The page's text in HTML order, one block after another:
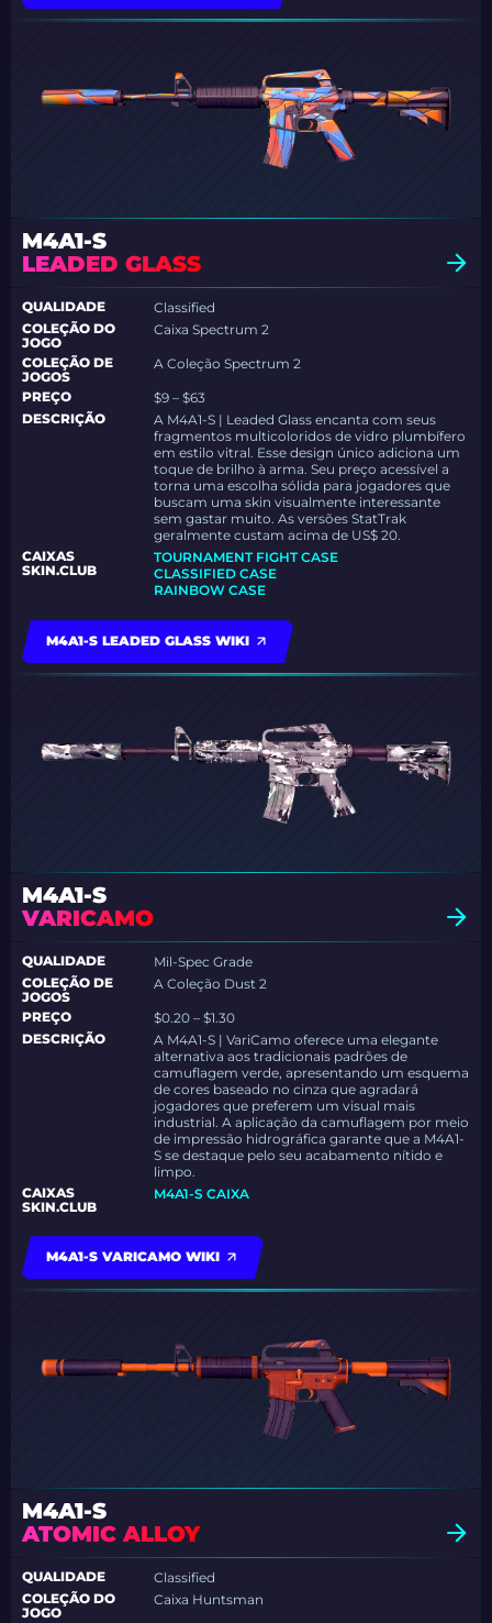
M4A1-S
LEADED GLASS
QUALIDADE
Classified
COLEÇÃO DO
JOGO
Caixa Spectrum 2
COLEÇÃO DE
JOGOS
A Coleção Spectrum 2
PREÇO
$9 – $63
DESCRIÇÃO
A M4A1-S | Leaded Glass encanta com seus
fragmentos multicoloridos de vidro plumbífero
em estilo vitral. Esse design único adiciona um
toque de brilho à arma. Seu preço acessível a
torna uma escolha sólida para jogadores que
buscam uma skin visualmente interessante
sem gastar muito. As versões StatTrak
geralmente custam acima de US$ 20.
CAIXAS
SKIN.CLUB
TOURNAMENT FIGHT CASE
CLASSIFIED CASE
RAINBOW CASE
M4A1-S LEADED GLASS WIKI
M4A1-S
VARICAMO
QUALIDADE
Mil-Spec Grade
COLEÇÃO DE
JOGOS
A Coleção Dust 2
PREÇO
$0.20 – $1.30
DESCRIÇÃO
A M4A1-S | VariCamo oferece uma elegante
alternativa aos tradicionais padrões de
camuflagem verde, apresentando um esquema
de cores baseado no cinza que agradará
jogadores que preferem um visual mais
industrial. A aplicação da camuflagem por meio
de impressão hidrográfica garante que a M4A1-
S se destaque pelo seu acabamento nítido e
limpo.
CAIXAS
SKIN.CLUB
M4A1-S CAIXA
M4A1-S VARICAMO WIKI
M4A1-S
ATOMIC ALLOY
QUALIDADE
Classified
COLEÇÃO DO
JOGO
Caixa Huntsman